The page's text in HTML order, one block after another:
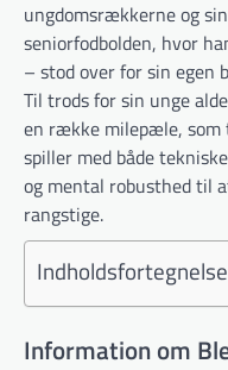
ungdomsrækkerne og
seniorfodbolden, hvor
– stod over for sin egen
Til trods for sin unge
en række milepæle, som
spiller med både
og mental robusthed til
rangstige.
Indholdsfortegnelse
Information om